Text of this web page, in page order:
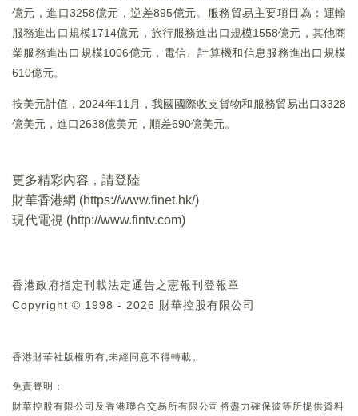
億元，進口3258億元，逆差895億元。服務貿易主要項目為：運輸
服務進出口規模1714億元，旅行服務進出口規模1558億元，其他商
業服務進出口規模1006億元，電信、計算機和信息服務進出口規模
610億元。
按美元計值，2024年11月，我國國際收支貨物和服務貿易出口3328
億美元，進口2638億美元，順差690億美元。
更多精彩內容，請登陸
財華香港網 (https://www.finet.hk/)
現代電視 (http://www.fintv.com)
香港政府指定刊載法定通告之憲報刊登報章
Copyright © 1998 - 2026 財華控股有限公司
香港財華社版權所有,未經同意不得轉載。
免責聲明：
財華控股有限公司及香港聯合交易所有限公司將盡力確保彼等所提供資料